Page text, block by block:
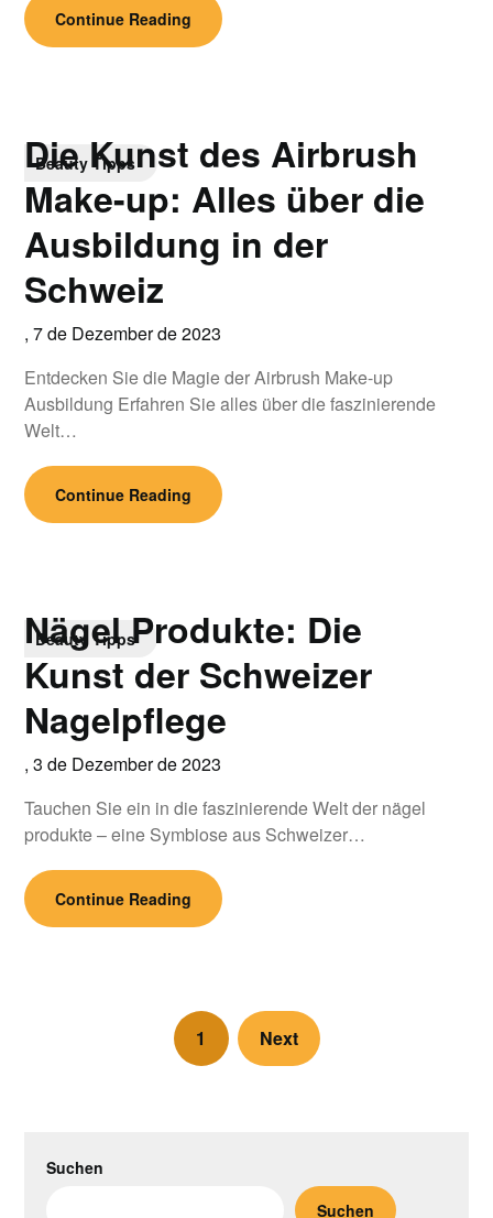
Continue Reading
Beauty Tipps
Die Kunst des Airbrush
Make-up: Alles über die
Ausbildung in der
Schweiz
,7 de Dezember de 2023
Entdecken Sie die Magie der Airbrush Make-up
Ausbildung Erfahren Sie alles über die faszinierende
Welt…
Continue Reading
Beauty Tipps
Nägel Produkte: Die
Kunst der Schweizer
Nagelpflege
,3 de Dezember de 2023
Tauchen Sie ein in die faszinierende Welt der nägel
produkte – eine Symbiose aus Schweizer…
Continue Reading
1 Next
Suchen
Suchen